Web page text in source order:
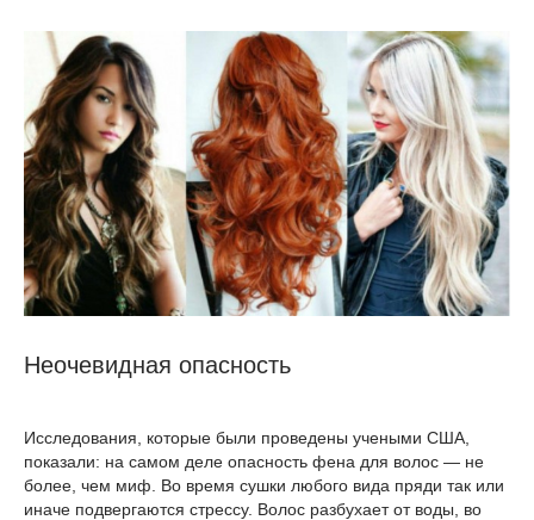
Неочевидная опасность
Исследования, которые были проведены учеными США,
показали: на самом деле опасность фена для волос — не
более, чем миф. Во время сушки любого вида пряди так или
иначе подвергаются стрессу. Волос разбухает от воды, во